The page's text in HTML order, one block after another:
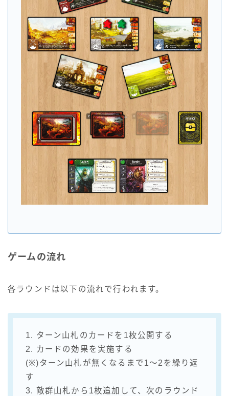
ゲームの流れ
各ラウンドは以下の流れで行われます。
1. ターン山札のカードを1枚公開する
2. カードの効果を実施する
(※)ターン山札が無くなるまで1～2を繰り返
す
3. 敵群山札から1枚追加して、次のラウンド